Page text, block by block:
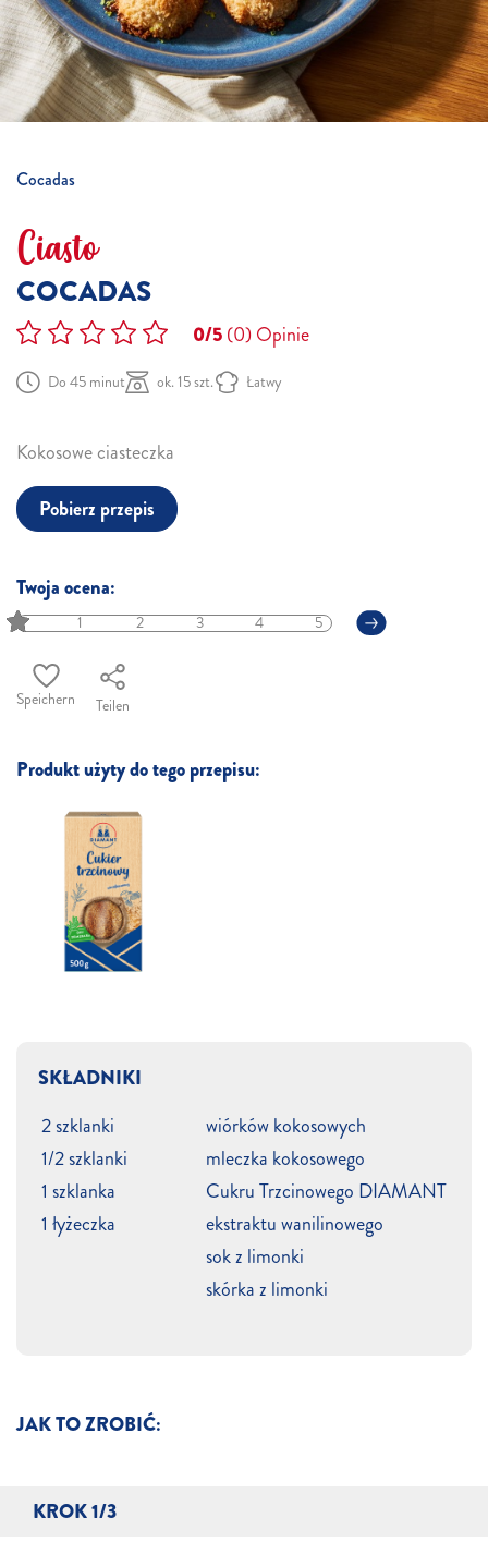
Cocadas
Ciasto
COCADAS
0/5(0)Opinie
Do 45 minut ok. 15 szt. Łatwy
Kokosowe ciasteczka
Pobierz przepis
Twoja ocena:
1 2 3 4 5
Speichern Teilen
Produkt użyty do tego przepisu:
JAK TO ZROBIĆ:
KROK 1/3
SKŁADNIKI
2 szklanki
wiórków kokosowych
1/2 szklanki
mleczka kokosowego
1 szklanka
Cukru Trzcinowego DIAMANT
1 łyżeczka
ekstraktu wanilinowego
sok z limonki
skórka z limonki